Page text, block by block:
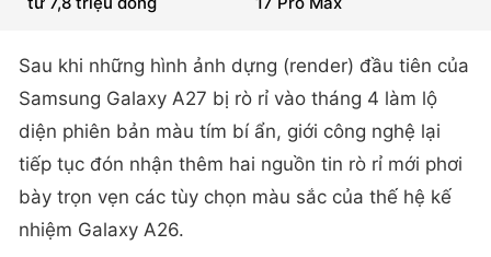
Sau khi những hình ảnh dựng (render) đầu tiên của
Samsung Galaxy A27 bị rò rỉ vào tháng 4 làm lộ
diện phiên bản màu tím bí ẩn, giới công nghệ lại
tiếp tục đón nhận thêm hai nguồn tin rò rỉ mới phơi
bày trọn vẹn các tùy chọn màu sắc của thế hệ kế
nhiệm Galaxy A26.